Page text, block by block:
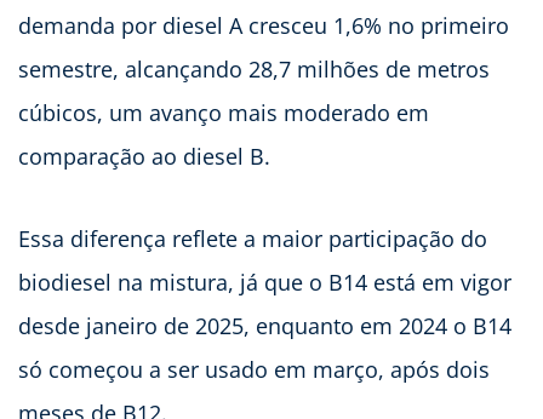
demanda por diesel A cresceu 1,6% no primeiro
semestre, alcançando 28,7 milhões de metros
cúbicos, um avanço mais moderado em
comparação ao diesel B.
Essa diferença reflete a maior participação do
biodiesel na mistura, já que o B14 está em vigor
desde janeiro de 2025, enquanto em 2024 o B14
só começou a ser usado em março, após dois